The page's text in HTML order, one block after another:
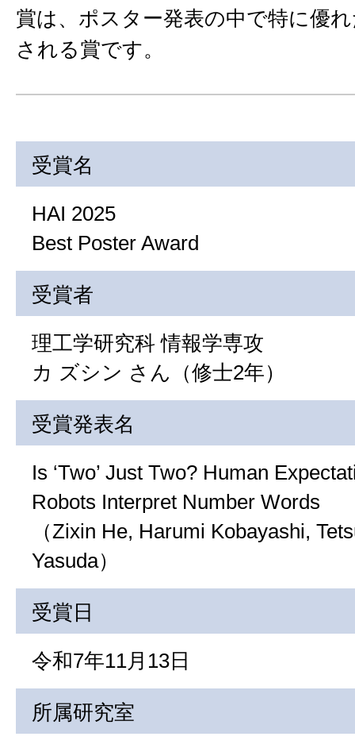
賞は、ポスター発表の中で特に優
される賞です。
受賞名
HAI 2025
Best Poster Award
受賞者
理工学研究科 情報学専攻
カ ズシン さん（修士2年）
受賞発表名
Is ‘Two’ Just Two? Human
Robots Interpret Number Words
（Zixin He, Harumi Kobayashi,
Yasuda）
受賞日
令和7年11月13日
所属研究室